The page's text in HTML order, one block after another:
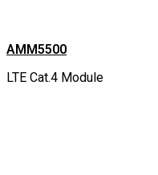
AMM5500
LTE Cat.4 Module